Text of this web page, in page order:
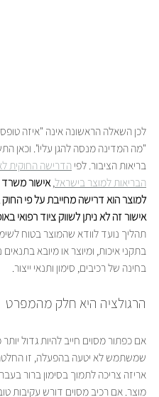
לכן השאלה הראשונה אינה "איזה
"מה המדינה מנסה להגן עליו". וכאן
בריאות הציבור. לפי הדרישה החוקית
הבריאות למוצר בישראל, אישור משרד
למוצר הוא דרישה מחייבת על פי
אישור זה לא ניתן לשווק ציוד רפואי
תהליך נועד לוודא שהמוצר בטוח
בתקני איכות, ומיוצר או מיובא בתנאים
בחינה של רכיבים, סימון ותנאי ייצור.
הרגולציה היא חלק מהמפרט
אם כפתור מסוים חייב להיות גדול יותר
שמשתמש לא יטעה בהפעלה, זו
אריזה צריכה לתמוך בסימון ברור
מוצר. אם רכיב מסוים דורש עקיבות